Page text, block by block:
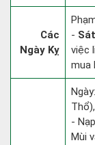
Các
Ngày Kỵ
-
việc
mua
Ngày:
-
Mùi